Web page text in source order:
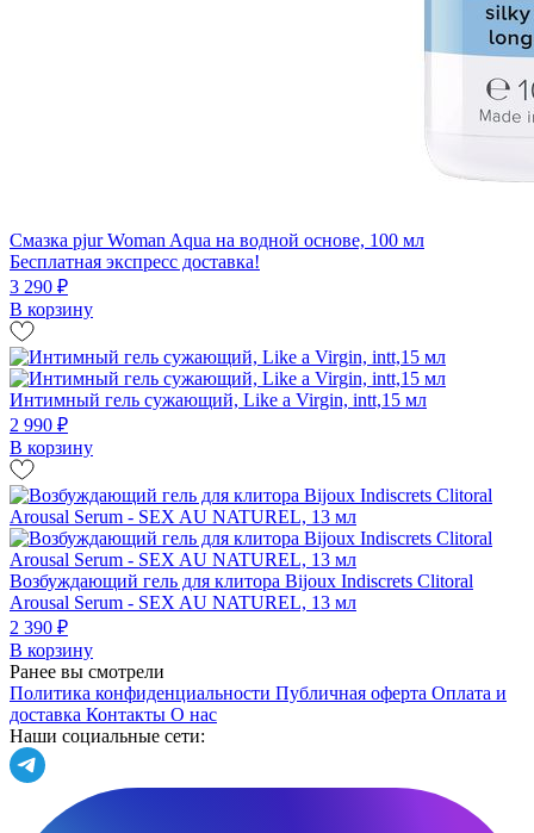
Смазка pjur Woman Aqua на водной основе, 100 мл
Бесплатная экспресс доставка!
3 290 ₽
В корзину
Интимный гель сужающий, Like a Virgin, intt,15 мл
2 990 ₽
В корзину
Возбуждающий гель для клитора Bijoux Indiscrets Clitoral
Arousal Serum - SEX AU NATUREL, 13 мл
2 390 ₽
В корзину
Ранее вы смотрели
Политика конфиденциальности Публичная оферта Оплата и
доставка Контакты О нас
Наши социальные сети: